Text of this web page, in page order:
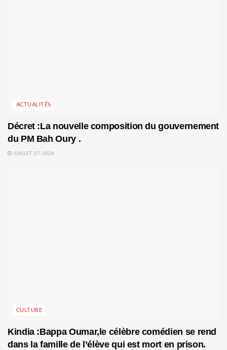
ACTUALITÉS
Décret :La nouvelle composition du gouvernement
du PM Bah Oury .
JUILLET 27, 2026
CULTURE
Kindia :Bappa Oumar,le célèbre comédien se rend
dans la famille de l’élève qui est mort en prison.